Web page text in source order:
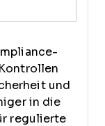
und
in die
regulierte